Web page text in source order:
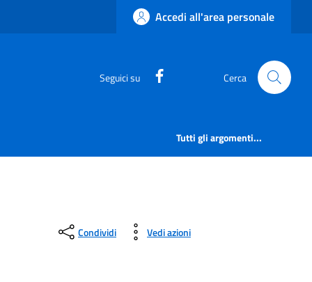
Accedi all'area personale
Seguici su https:// Cerca
Tutti gli argomenti...
Condividi Vedi azioni